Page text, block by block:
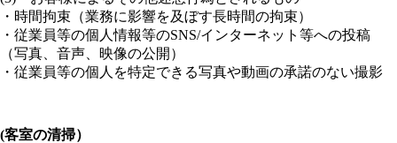
・時間拘束（業務に影響を及ぼす長時間の拘束）
・従業員等の個人情報等のSNS/インターネット等への投稿
（写真、音声、映像の公開）
・従業員等の個人を特定できる写真や動画の承諾のない撮影
(客室の清掃）